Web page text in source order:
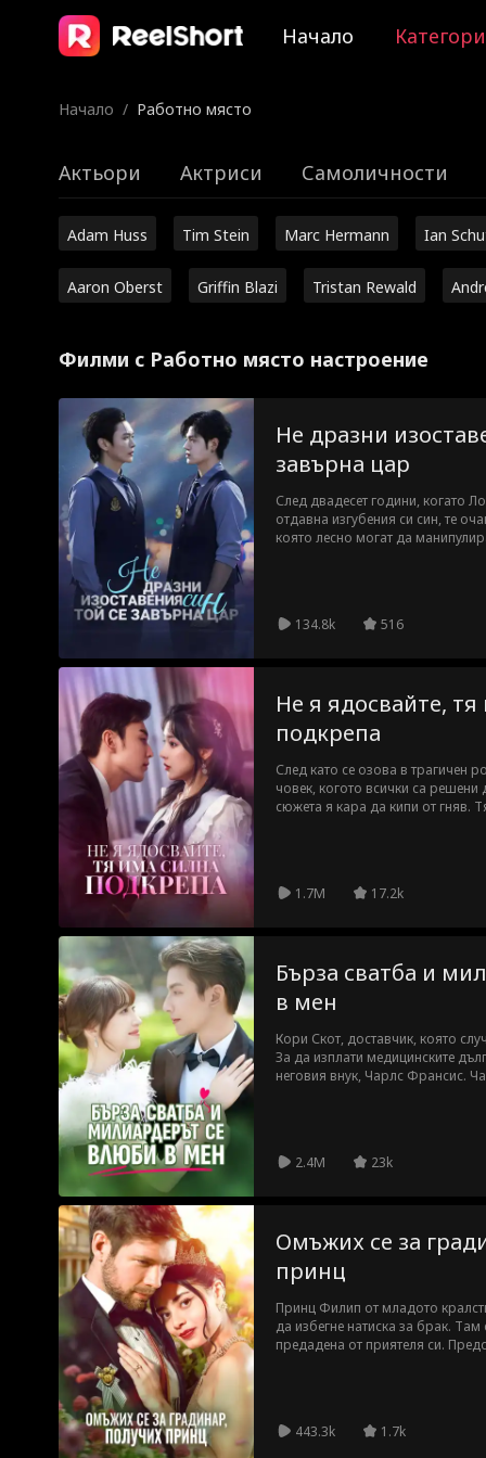
Начало
Начало / Работно място
Актьори Актриси Самоличности
Adam Huss Tim Stein Marc Hermann Ian
Aaron Oberst Griffin Blazi Tristan Rewald
Филми с Работно място настроение
Не дразни
завърна цар
След двадесет години, когато
отдавна изгубения си син, те
която лесно могат да
хладна усмивка — "Ще си върна
включително и империята Лоу,
134.8k 516
Не я ядосвайте,
подкрепа
След като се озова в трагичен
човек, когото всички са
сюжета я кара да кипи от гняв.
1.7M 17.2k
Бърза сватба и
в мен
Кори Скот, доставчик, която
За да изплати медицинските
неговия внук, Чарлс Франсис.
със закъснител, а детската му
Чарлс и Кори щастлив край?
2.4M 23k
Омъжих се за
принц
Принц Филип от младото
да избегне натиска за брак.
предадена от приятеля си.
правата върху кралските
истинската си самоличност,
443.3k 1.7k